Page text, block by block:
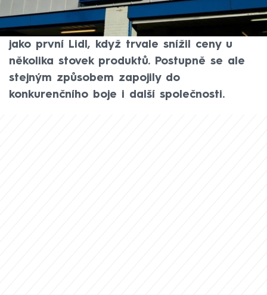
zlevnilo některé zboží v německých
supermarketech. S novým přístupem přišel
jako první Lidl, když trvale snížil ceny u
několika stovek produktů. Postupně se ale
stejným způsobem zapojily do
konkurenčního boje i další společnosti.